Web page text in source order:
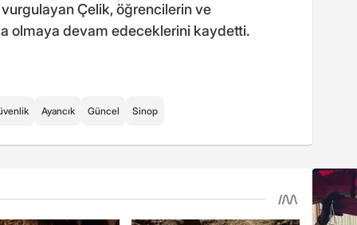
vurgulayan Çelik, öğrencilerin ve
olmaya devam edeceklerini kaydetti.
Ayancık Güncel Sinop